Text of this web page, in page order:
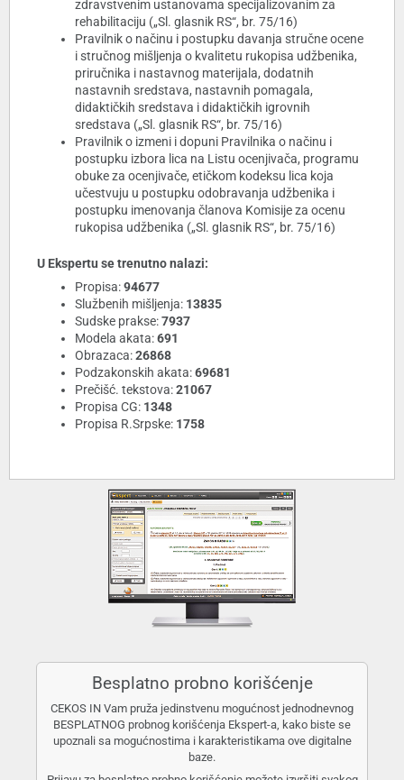
zdravstvenim ustanovama specijalizovanim za
rehabilitaciju („Sl. glasnik RS“, br. 75/16)
Pravilnik o načinu i postupku davanja stručne ocene
i stručnog mišljenja o kvalitetu rukopisa udžbenika,
priručnika i nastavnog materijala, dodatnih
nastavnih sredstava, nastavnih pomagala,
didaktičkih sredstava i didaktičkih igrovnih
sredstava („Sl. glasnik RS“, br. 75/16)
Pravilnik o izmeni i dopuni Pravilnika o načinu i
postupku izbora lica na Listu ocenjivača, programu
obuke za ocenjivače, etičkom kodeksu lica koja
učestvuju u postupku odobravanja udžbenika i
postupku imenovanja članova Komisije za ocenu
rukopisa udžbenika („Sl. glasnik RS“, br. 75/16)
U Ekspertu se trenutno nalazi:
Propisa:94677
Službenih mišljenja: 13835
Sudske prakse:7937
Modela akata:691
Obrazaca:26868
Podzakonskih akata:69681
Prečišć. tekstova:21067
Propisa CG: 1348
Propisa R.Srpske: 1758
Besplatno probno korišćenje
CEKOS IN Vam pruža jedinstvenu mogućnost jednodnevnog
BESPLATNOG probnog korišćenja Ekspert-a, kako biste se
upoznali sa mogućnostima i karakteristikama ove digitalne
baze.